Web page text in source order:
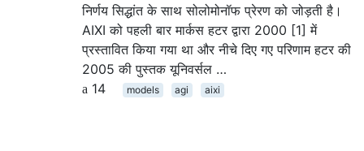
निर्णय सिद्धांत के साथ सोलोमोनॉफ प्रेरण को जोड़ती है।
AIXI को पहली बार मार्कस हटर द्वारा 2000 [1] में
प्रस्तावित किया गया था और नीचे दिए गए परिणाम हटर की
2005 की पुस्तक यूनिवर्सल …
14
models agi aixi